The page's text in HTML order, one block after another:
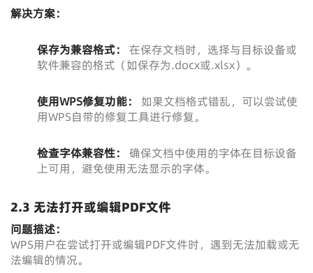
解决方案：
保存为兼容格式：
在保存文档时，选择与目标设备或
软件兼容的格式（如保存为.docx或.xlsx）。
使用WPS修复功能：
如果文档格式错乱，可以尝试使
用WPS自带的修复工具进行修复。
检查字体兼容性：
确保文档中使用的字体在目标设备
上可用，避免使用无法显示的字体。
2.3 无法打开或编辑PDF文件
问题描述：
WPS用户在尝试打开或编辑PDF文件时，遇到无法加载或无
法编辑的情况。